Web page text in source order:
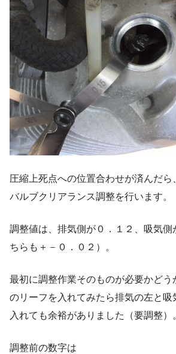
圧縮上死点への位置合わせが済んだ
バルブクリアランス調整を行います。
調整値は、排気側が０．１２、吸気側
ちらも＋－０．０２）。
最初に調整作業そのものが必要かどう
のリーフを入れてみたら排気の左と吸
入れても余裕がありました（要調整）
調整前の数字は